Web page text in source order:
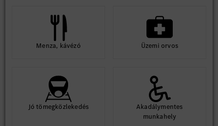
Menza, kávézó Üzemi orvos
Jó tömegközlekedés
Akadálymentes
munkahely